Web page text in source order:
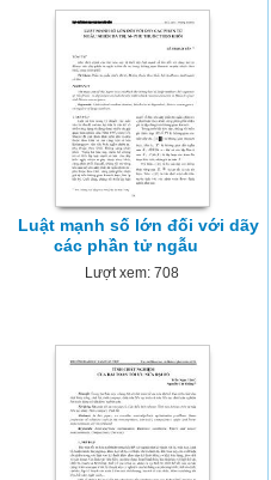
Luật mạnh số lớn đối với dãy
các phần tử ngẫu
Lượt xem: 708